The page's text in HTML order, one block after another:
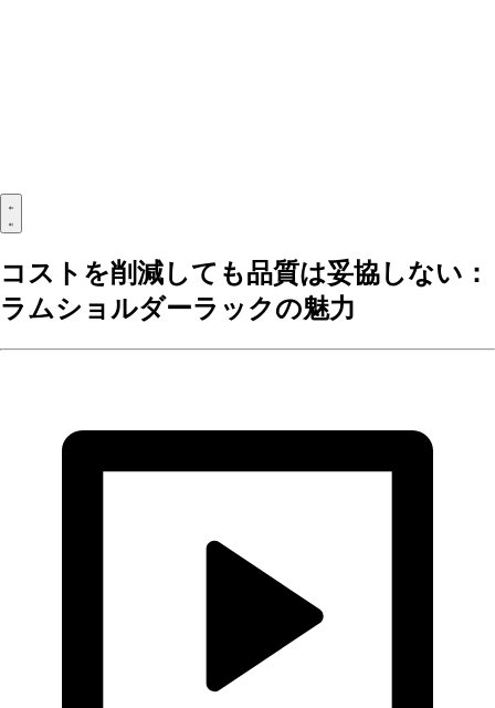
コストを削減しても品質は妥協しない：
ラムショルダーラックの魅力